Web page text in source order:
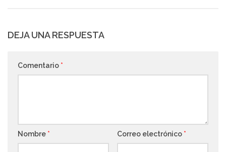
DEJA UNA RESPUESTA
Comentario *
Nombre * Correo electrónico *